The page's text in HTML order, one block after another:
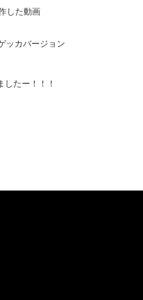
した動画
ッカバージョン
したー！！！